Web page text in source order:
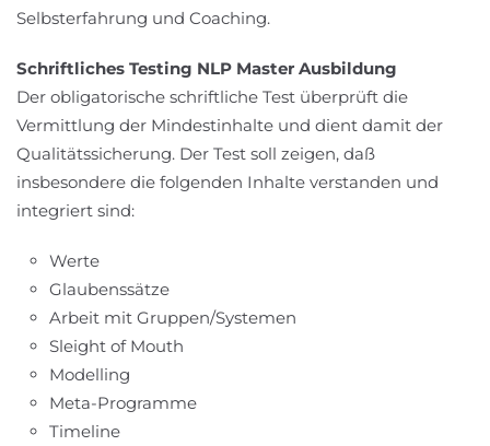
Selbsterfahrung und Coaching.
Schriftliches Testing NLP Master Ausbildung
Der obligatorische schriftliche Test überprüft die
Vermittlung der Mindestinhalte und dient damit der
Qualitätssicherung. Der Test soll zeigen, daß
insbesondere die folgenden Inhalte verstanden und
integriert sind:
Werte
Glaubenssätze
Arbeit mit Gruppen/Systemen
Sleight of Mouth
Modelling
Meta-Programme
Timeline